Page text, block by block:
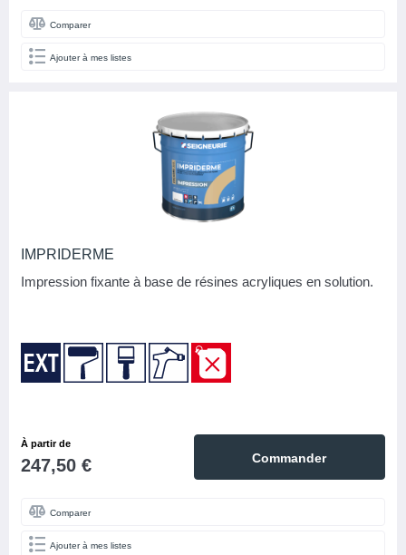
Comparer
Ajouter à mes listes
IMPRIDERME
Impression fixante à base de résines acryliques en solution.
À partir de
247,50 € Commander
Comparer
Ajouter à mes listes